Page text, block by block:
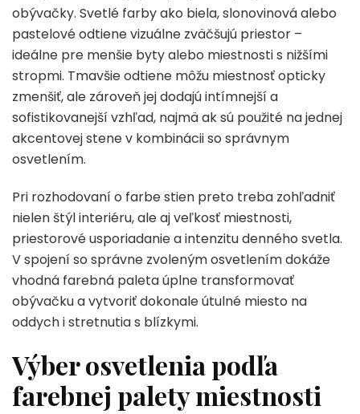
obývačky. Svetlé farby ako biela, slonovinová alebo
pastelové odtiene vizuálne zväčšujú priestor –
ideálne pre menšie byty alebo miestnosti s nižšími
stropmi. Tmavšie odtiene môžu miestnosť opticky
zmenšiť, ale zároveň jej dodajú intímnejší a
sofistikovanejší vzhľad, najmä ak sú použité na jednej
akcentovej stene v kombinácii so správnym
osvetlením.
Pri rozhodovaní o farbe stien preto treba zohľadniť
nielen štýl interiéru, ale aj veľkosť miestnosti,
priestorové usporiadanie a intenzitu denného svetla.
V spojení so správne zvoleným osvetlením dokáže
vhodná farebná paleta úplne transformovať
obývačku a vytvoriť dokonale útulné miesto na
oddych i stretnutia s blízkymi.
Výber osvetlenia podľa
farebnej palety miestnosti